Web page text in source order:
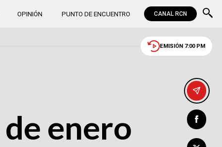
OPINIÓN PUNTO DE ENCUENTRO CANAL RCN
EMISIÓN 7:00 PM
enero